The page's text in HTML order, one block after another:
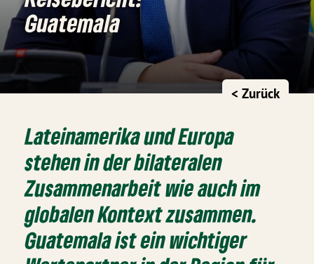
Guatemala
< Zurück
Lateinamerika und Europa
stehen in der bilateralen
Zusammenarbeit wie auch im
globalen Kontext zusammen.
Guatemala ist ein wichtiger